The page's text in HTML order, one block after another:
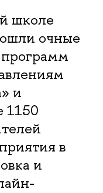
школе
очные
и
1150
в
и